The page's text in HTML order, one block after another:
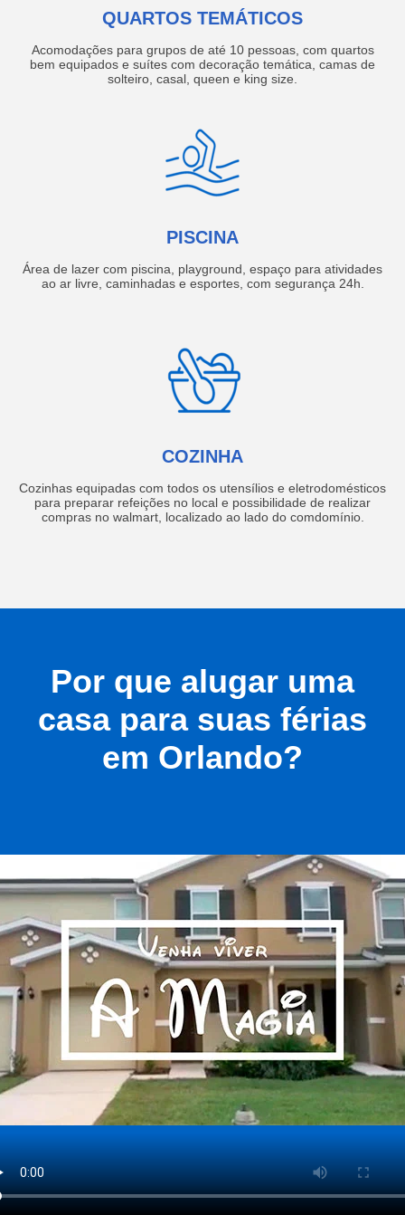
QUARTOS TEMÁTICOS
Acomodações para grupos de até 10 pessoas, com quartos
bem equipados e suítes com decoração temática, camas de
solteiro, casal, queen e king size.
PISCINA
Área de lazer com piscina, playground, espaço para atividades
ao ar livre, caminhadas e esportes, com segurança 24h.
COZINHA
Cozinhas equipadas com todos os utensílios e eletrodomésticos
para preparar refeições no local e possibilidade de realizar
compras no walmart, localizado ao lado do comdomínio.
Por que alugar uma
casa para suas férias
em Orlando?